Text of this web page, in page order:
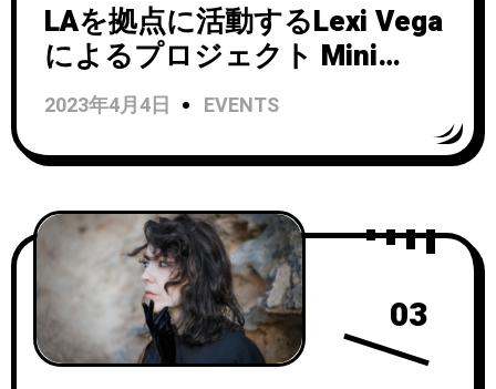
LAを拠点に活動するLexi Vega
によるプロジェクト Mini
Trees(ミニ・トゥリーズ)が
Run For Cover Recordsと契約
し、デビュー・アルバム
リリース！
2023年4月4日 EVENTS
03